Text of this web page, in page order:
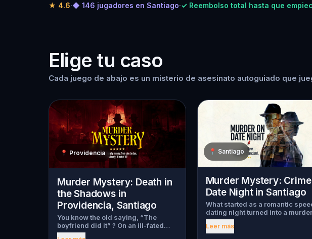
★ 4.6·◆ 146 jugadores en Santiago·✓ Reembolso total hasta que
Elige tu caso
Cada juego de abajo es un misterio de asesinato autoguiado que
📍 Providencia
Murder Mystery: Death in
the Shadows in
Providencia, Santiago
You know the old saying, “The
boyfriend did it” ? On an ill-fated
night, love goes terribly wrong for
📍 Santiago
Murder Mystery:
Date Night in Santiago
What started as a romantic
dating night turned into a murder
mystery. Just as introductions
begin, a chilling scream tears
Leer más